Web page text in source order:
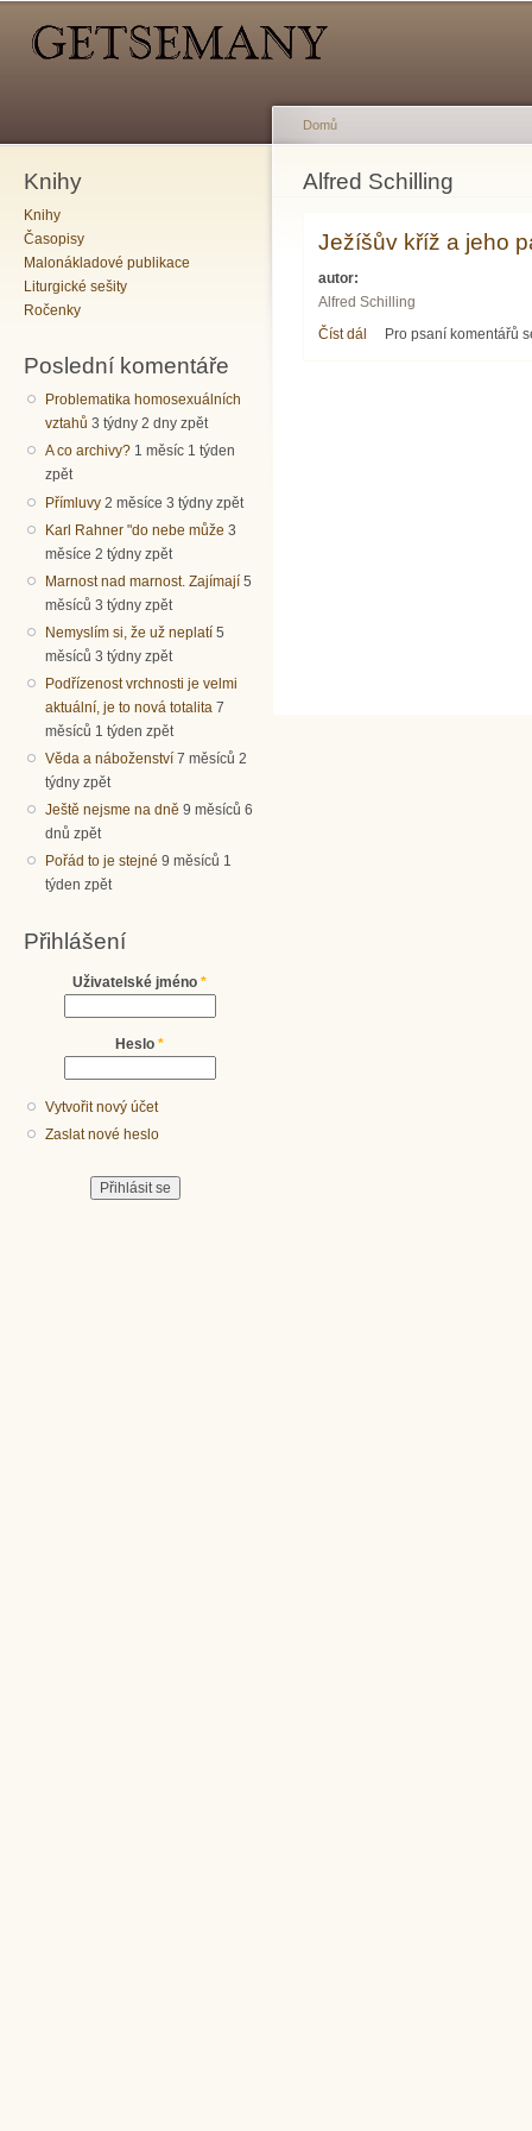
Knihy
Knihy
Časopisy
Malonákladové publikace
Liturgické sešity
Ročenky
Poslední komentáře
Problematika homosexuálních
vztahů 3 týdny 2 dny zpět
A co archivy? 1 měsíc 1 týden
zpět
Přímluvy 2 měsíce 3 týdny zpět
Karl Rahner "do nebe může 3
měsíce 2 týdny zpět
Marnost nad marnost. Zajímají 5
měsíců 3 týdny zpět
Nemyslím si, že už neplatí 5
měsíců 3 týdny zpět
Podřízenost vrchnosti je velmi
aktuální, je to nová totalita 7
měsíců 1 týden zpět
Věda a náboženství 7 měsíců 2
týdny zpět
Ještě nejsme na dně 9 měsíců 6
dnů zpět
Pořád to je stejné 9 měsíců 1
týden zpět
Přihlášení
Uživatelské jméno *
Heslo *
Vytvořit nový účet
Zaslat nové heslo
Jste zde
Domů
Alfred Schilling
Ježíšův kříž a jeho
autor:
Alfred Schilling
Číst dál Ježíšův kříž a jeho
Pro psaní komentářů